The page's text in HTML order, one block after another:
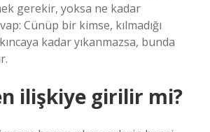
gerekir, yoksa ne kadar
Cünüp bir kimse, kılmadığı
kadar yıkanmazsa, bunda
ilişkiye girilir mi?